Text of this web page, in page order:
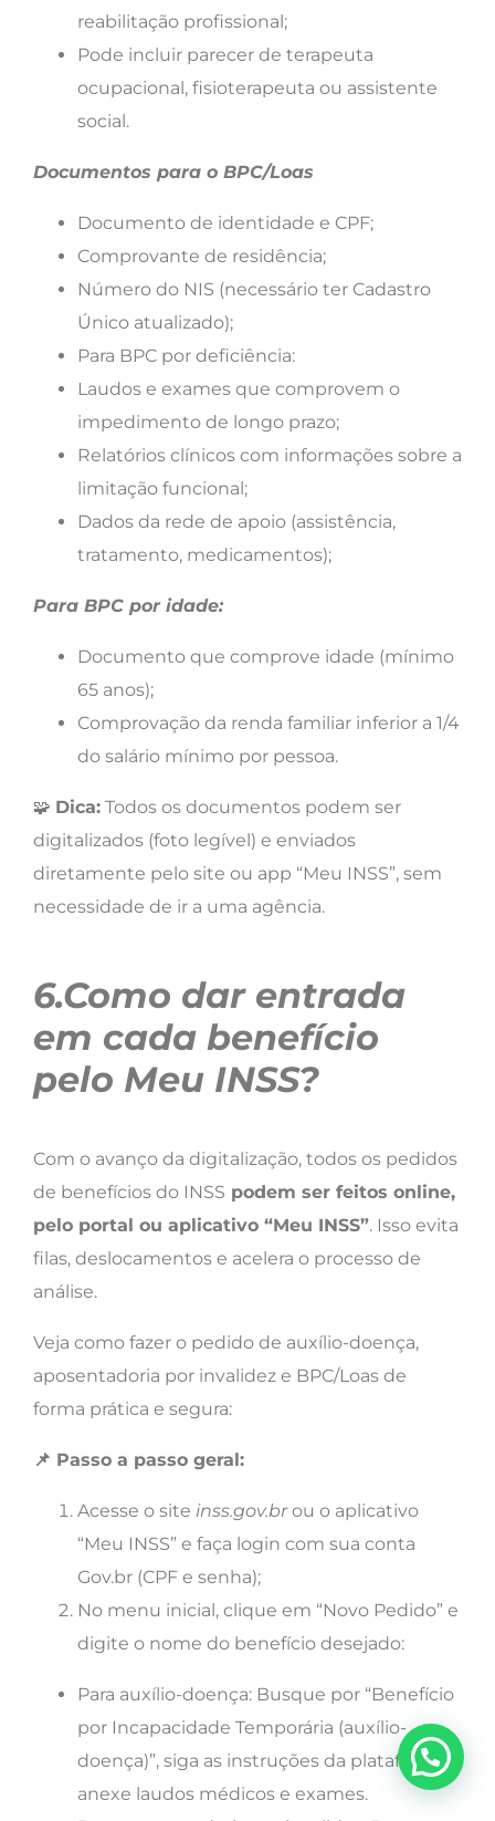
reabilitação profissional;
Pode incluir parecer de terapeuta
ocupacional, fisioterapeuta ou assistente
social.
Documentos para o BPC/Loas
Documento de identidade e CPF;
Comprovante de residência;
Número do NIS (necessário ter Cadastro
Único atualizado);
Para BPC por deficiência:
Laudos e exames que comprovem o
impedimento de longo prazo;
Relatórios clínicos com informações sobre a
limitação funcional;
Dados da rede de apoio (assistência,
tratamento, medicamentos);
Para BPC por idade:
Documento que comprove idade (mínimo
65 anos);
Comprovação da renda familiar inferior a 1/4
do salário mínimo por pessoa.
🧩 Dica: Todos os documentos podem ser
digitalizados (foto legível) e enviados
diretamente pelo site ou app “Meu INSS”, sem
necessidade de ir a uma agência.
6.Como dar entrada
em cada benefício
pelo Meu INSS?
Com o avanço da digitalização, todos os pedidos
de benefícios do INSS podem ser feitos online,
pelo portal ou aplicativo “Meu INSS”. Isso evita
filas, deslocamentos e acelera o processo de
análise.
Veja como fazer o pedido de auxílio-doença,
aposentadoria por invalidez e BPC/Loas de
forma prática e segura:
📌 Passo a passo geral:
Acesse o site inss.gov.brou o aplicativo
“Meu INSS” e faça login com sua conta
Gov.br (CPF e senha);
No menu inicial, clique em “Novo Pedido” e
digite o nome do benefício desejado:
Para auxílio-doença: Busque por “Benefício
por Incapacidade Temporária (auxílio-
doença)”, siga as instruções da plataforma e
anexe laudos médicos e exames.